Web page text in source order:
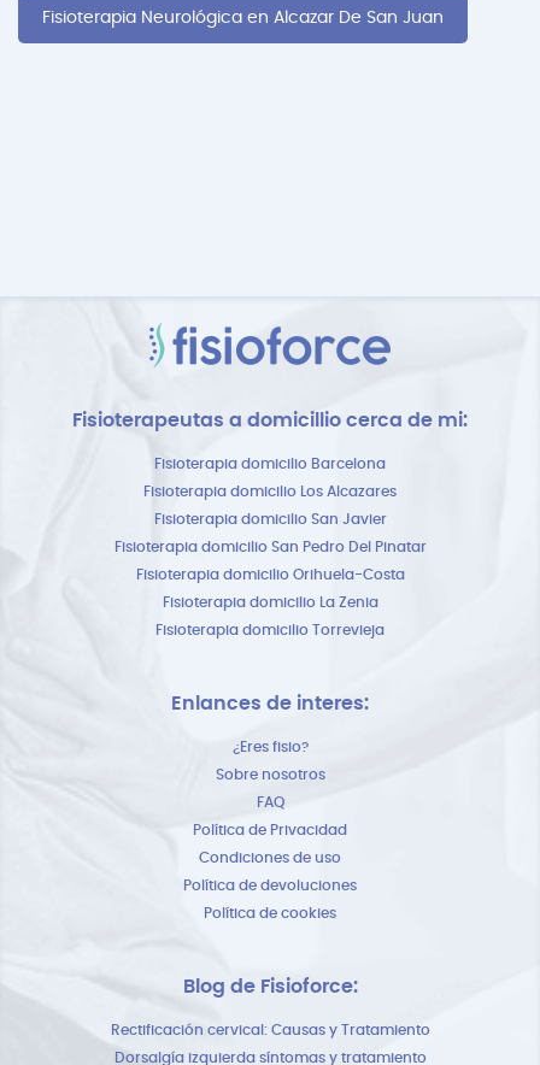
Fisioterapia Neurológica en Alcazar De San Juan
Fisioterapeutas a domicillio cerca de mi:
Fisioterapia domicilio Barcelona
Fisioterapia domicilio Los Alcazares
Fisioterapia domicilio San Javier
Fisioterapia domicilio San Pedro Del Pinatar
Fisioterapia domicilio Orihuela-Costa
Fisioterapia domicilio La Zenia
Fisioterapia domicilio Torrevieja
Enlances de interes:
¿Eres fisio?
Sobre nosotros
FAQ
Política de Privacidad
Condiciones de uso
Política de devoluciones
Política de cookies
Blog de Fisioforce:
Rectificación cervical: Causas y Tratamiento
Dorsalgía izquierda síntomas y tratamiento